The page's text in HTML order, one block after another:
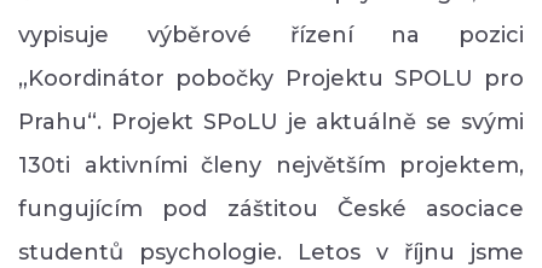
vypisuje výběrové řízení na pozici
„Koordinátor pobočky Projektu SPOLU pro
Prahu“. Projekt SPoLU je aktuálně se svými
130ti aktivními členy největším projektem,
fungujícím pod záštitou České asociace
studentů psychologie. Letos v říjnu jsme